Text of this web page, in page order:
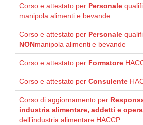
Corso e attestato per Personale
manipola alimenti e bevande
Corso e attestato per Personale
NONmanipola alimenti e bevande
Corso e attestato per Formatore
Corso e attestato per Consulente
Corso di aggiornamento per
industria alimentare, addetti e
dell’industria alimentare HACCP